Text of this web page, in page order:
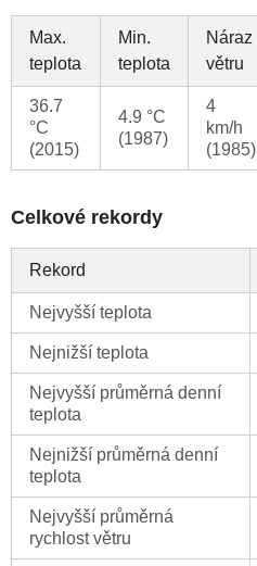
Max.
teplota
Min.
teplota
Náraz
větru
36.7
°C
(2015)
4.9 °C
(1987)
4
km/h
(1985)
Celkové rekordy
Rekord
Nejvyšší teplota
Nejnižší teplota
Nejvyšší průměrná denní
teplota
Nejnižší průměrná denní
teplota
Nejvyšší průměrná
rychlost větru